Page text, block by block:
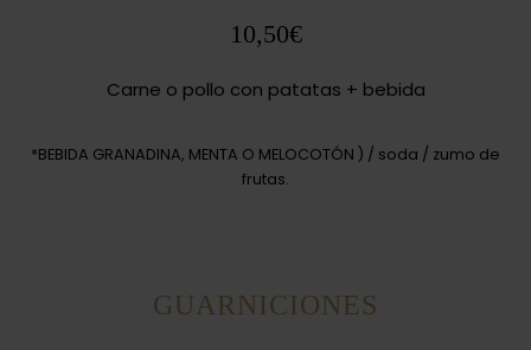
10,50€
Carne o pollo con patatas + bebida
*BEBIDA GRANADINA, MENTA O MELOCOTÓN ) / soda / zumo de
frutas.
GUARNICIONES